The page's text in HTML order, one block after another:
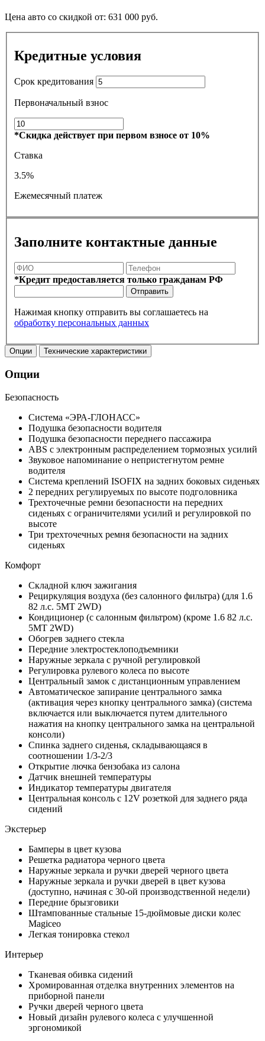
Цена авто со скидкой от: 631 000 руб.
Кредитные условия
Срок кредитования
Первоначальный взнос
*Скидка действует при первом взносе от 10%
Ставка
3.5%
Ежемесячный платеж
Заполните контактные данные
*Кредит предоставляется только гражданам РФ
Отправить
Нажимая кнопку отправить вы соглашаетесь на
обработку персональных данных
Опции Технические характеристики
Опции
Безопасность
Система «ЭРА-ГЛОНАСС»
Подушка безопасности водителя
Подушка безопасности переднего пассажира
ABS с электронным распределением тормозных усилий
Звуковое напоминание о непристегнутом ремне
водителя
Система креплений ISOFIX на задних боковых сиденьях
2 передних регулируемых по высоте подголовника
Трехточечные ремни безопасности на передних
сиденьях с ограничителями усилий и регулировкой по
высоте
Три трехточечных ремня безопасности на задних
сиденьях
Комфорт
Складной ключ зажигания
Рециркуляция воздуха (без салонного фильтра) (для 1.6
82 л.с. 5MT 2WD)
Кондиционер (с салонным фильтром) (кроме 1.6 82 л.с.
5MT 2WD)
Обогрев заднего стекла
Передние электростеклоподъемники
Наружные зеркала с ручной регулировкой
Регулировка рулевого колеса по высоте
Центральный замок с дистанционным управлением
Автоматическое запирание центрального замка
(активация через кнопку центрального замка) (система
включается или выключается путем длительного
нажатия на кнопку центрального замка на центральной
консоли)
Спинка заднего сиденья, складывающаяся в
соотношении 1/3-2/3
Открытие лючка бензобака из салона
Датчик внешней температуры
Индикатор температуры двигателя
Центральная консоль с 12V розеткой для заднего ряда
сидений
Экстерьер
Бамперы в цвет кузова
Решетка радиатора черного цвета
Наружные зеркала и ручки дверей черного цвета
Наружные зеркала и ручки дверей в цвет кузова
(доступно, начиная с 30-ой производственной недели)
Передние брызговики
Штампованные стальные 15-дюймовые диски колес
Magiceo
Легкая тонировка стекол
Интерьер
Тканевая обивка сидений
Хромированная отделка внутренних элементов на
приборной панели
Ручки дверей черного цвета
Новый дизайн рулевого колеса с улучшенной
эргономикой